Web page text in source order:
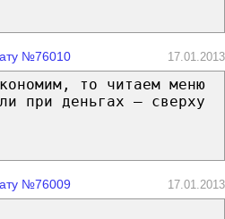
№76010 17.01.2013
то читаем меню
при деньгах — сверху
№76009 17.01.2013